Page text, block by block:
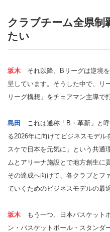
クラブチーム全県制
たい
坂木 それ以降、Bリーグは逆境
呈しています。そうした中で、リ
リーグ構想」をチェアマン主導で
島田 これは通称「B・革新」と
る2026年に向けてビジネスモデ
スケで日本を元気に」という共通
ムとアリーナ施設とで地方創生に
その達成へ向けて、各クラブとフ
ていくためのビジネスモデルの最
坂木 もう一つ、日本バスケット
ン・バスケットボール・スタンダ